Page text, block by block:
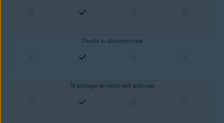
Oculta tu ubicación real
Te protege en redes wifi públicas